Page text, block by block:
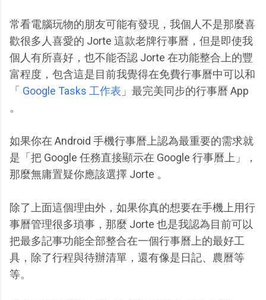
常看電腦玩物的朋友可能有發現，我個人不是那麼喜
歡很多人喜愛的 Jorte 這款老牌行事曆，但是即使我
個人有所喜好，也不能否認 Jorte 在功能整合上的豐
富程度，包含這是目前我覺得在免費行事曆中可以和
「 Google Tasks 工作表 」最完美同步的行事曆 App
。
如果你在 Android 手機行事曆上認為最重要的需求就
是「把 Google 任務直接顯示在 Google 行事曆上」，
那麼無庸置疑你應該選擇 Jorte 。
除了上面這個理由外，如果你真的想要在手機上用行
事曆管理很多瑣事，那麼 Jorte 也是我認為目前可以
把最多記事功能全部整合在一個行事曆上的最好工
具，除了行程與待辦清單，還有像是日記、農曆等
等。